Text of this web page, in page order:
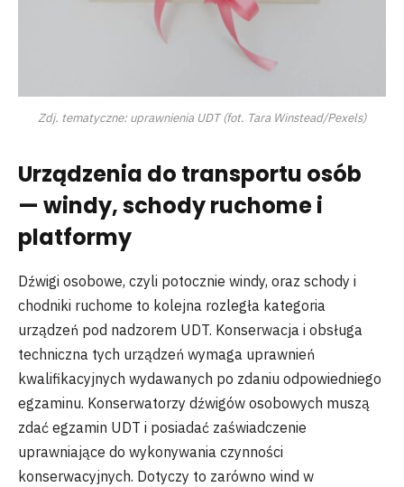
Zdj. tematyczne: uprawnienia UDT (fot. Tara Winstead/Pexels)
Urządzenia do transportu osób
— windy, schody ruchome i
platformy
Dźwigi osobowe, czyli potocznie windy, oraz schody i
chodniki ruchome to kolejna rozległa kategoria
urządzeń pod nadzorem UDT. Konserwacja i obsługa
techniczna tych urządzeń wymaga uprawnień
kwalifikacyjnych wydawanych po zdaniu odpowiedniego
egzaminu. Konserwatorzy dźwigów osobowych muszą
zdać egzamin UDT i posiadać zaświadczenie
uprawniające do wykonywania czynności
konserwacyjnych. Dotyczy to zarówno wind w